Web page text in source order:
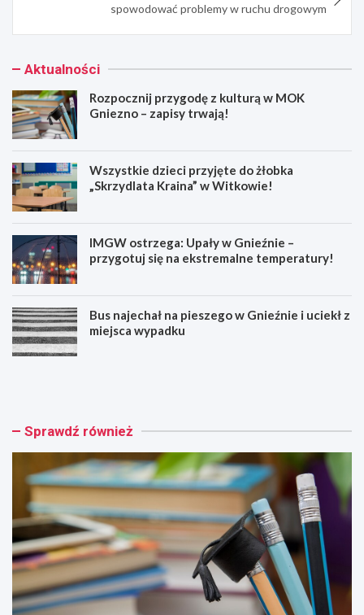
spowodować problemy w ruchu drogowym
Aktualności
Rozpocznij przygodę z kulturą w MOK
Gniezno – zapisy trwają!
Wszystkie dzieci przyjęte do żłobka
„Skrzydlata Kraina” w Witkowie!
IMGW ostrzega: Upały w Gnieźnie –
przygotuj się na ekstremalne temperatury!
Bus najechał na pieszego w Gnieźnie i uciekł z
miejsca wypadku
R
c
r
z
y
g
o
d
W
t
i
e
c
i
p
r
Sprawdź również